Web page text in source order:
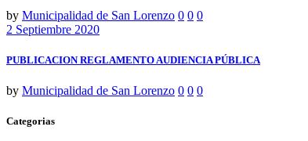
by Municipalidad de San Lorenzo 0 0 0
2 Septiembre 2020
PUBLICACION REGLAMENTO AUDIENCIA PÚBLICA
by Municipalidad de San Lorenzo 0 0 0
Categorias